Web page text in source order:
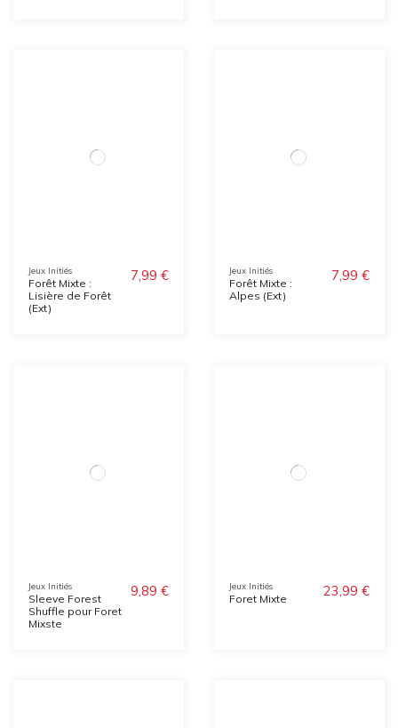
Jeux Initiés
Forêt Mixte :
Lisière de Forêt
(Ext)
7,99 € Jeux Initiés
Forêt Mixte :
Alpes (Ext)
7,99 €
Jeux Initiés
Sleeve Forest
Shuffle pour Foret
Mixste
9,89 € Jeux Initiés
Foret Mixte 23,99 €